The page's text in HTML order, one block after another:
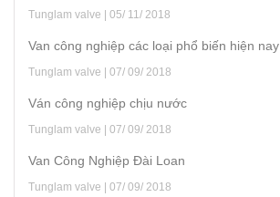
Tunglam valve | 05/ 11/ 2018
Van công nghiệp các loại phổ biến hiện nay
Tunglam valve | 07/ 09/ 2018
Ván công nghiệp chịu nước
Tunglam valve | 07/ 09/ 2018
Van Công Nghiệp Đài Loan
Tunglam valve | 07/ 09/ 2018